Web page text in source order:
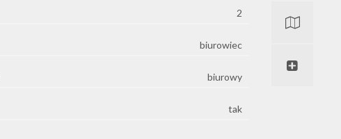
2
biurowiec
biurowy
tak